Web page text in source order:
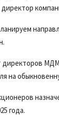
директоров
на
года.